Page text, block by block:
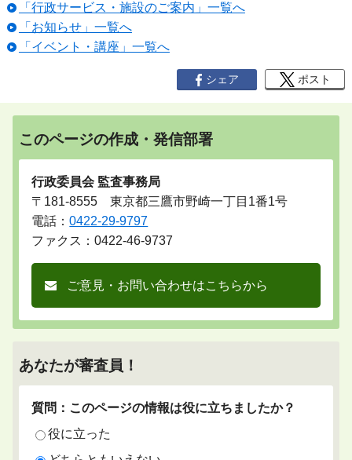
「行政サービス・施設のご案内」一覧へ
「お知らせ」一覧へ
「イベント・講座」一覧へ
シェア ポスト
このページの作成・発信部署
行政委員会 監査事務局
〒181-8555 東京都三鷹市野崎一丁目1番1号
電話：0422-29-9797
ファクス：0422-46-9737
ご意見・お問い合わせはこちらから
あなたが審査員！
質問：このページの情報は役に立ちましたか？
役に立った